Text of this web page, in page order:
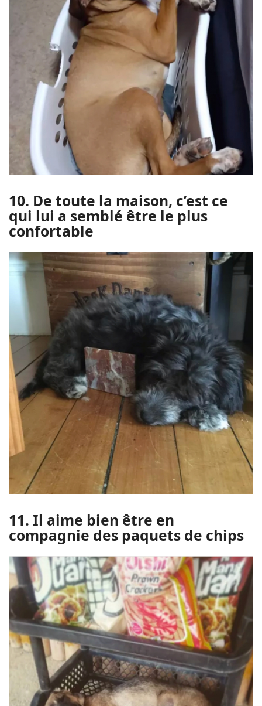
10. De toute la maison, c’est ce
qui lui a semblé être le plus
confortable
11. Il aime bien être en
compagnie des paquets de chips